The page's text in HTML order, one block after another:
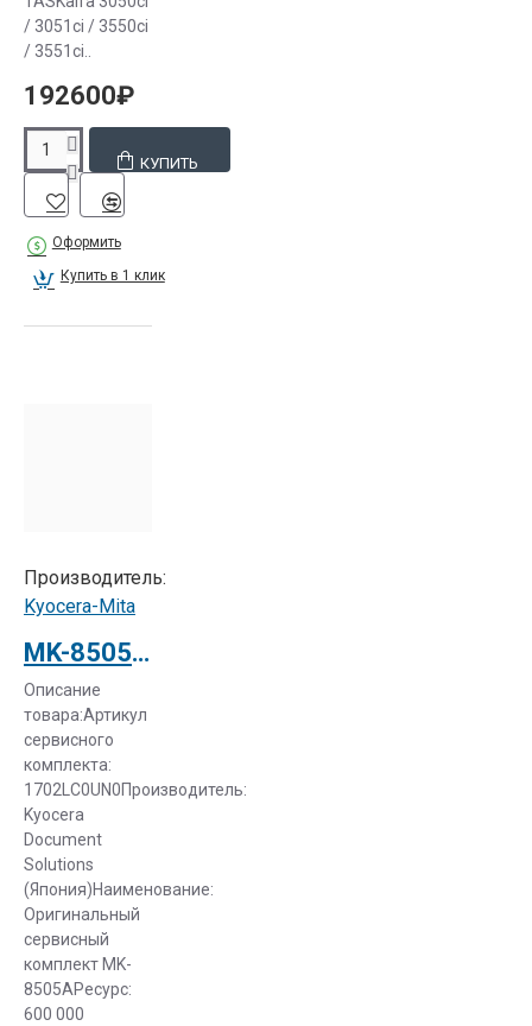
/ 3051ci / 3550ci
/ 3551ci..
192600₽
КУПИТЬ
Оформить
Купить в 1 клик
Производитель:
Kyocera-Mita
MK-8505A Ремкомплект Kyocera TASKalfa 4550ci (1702LC0UN0)
Описание
товара:Артикул
сервисного
комплекта:
1702LC0UN0Производитель:
Kyocera
Document
Solutions
(Япония)Наименование:
Оригинальный
сервисный
комплект MK-
8505AРесурс:
600 000